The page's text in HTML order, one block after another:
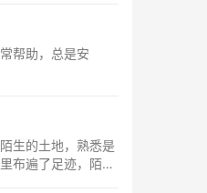
帮助，总是安
生的土地，熟悉是
布遍了足迹，陌生